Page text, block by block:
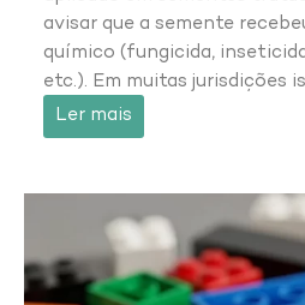
avisar que a semente
químico (fungicida,
etc.). Em muitas jurisdições
Ler mais